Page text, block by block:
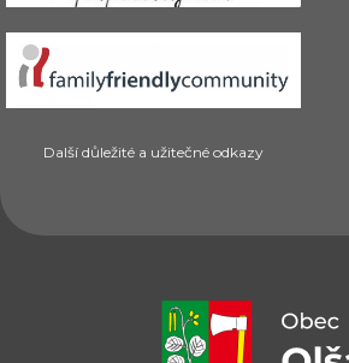
Další důležité a užitečné odkazy